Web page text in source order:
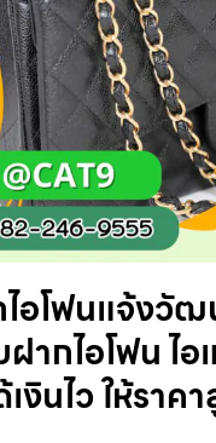
อโฟนแจ้งวัฒ
ฝากไอโฟน ไ
งินไว ให้ราค